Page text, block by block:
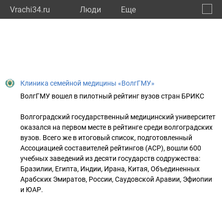
Vrachi34.ru Люди Eще
Клиника семейной медицины «ВолгГМУ»
ВолгГМУ вошел в пилотный рейтинг вузов стран БРИКС
Волгоградский государственный медицинский университет
оказался на первом месте в рейтинге среди волгоградских
вузов. Всего же в итоговый список, подготовленный
Ассоциацией составителей рейтингов (АСР), вошли 600
учебных заведений из десяти государств содружества:
Бразилии, Египта, Индии, Ирана, Китая, Объединенных
Арабских Эмиратов, России, Саудовской Аравии, Эфиопии
и ЮАР.